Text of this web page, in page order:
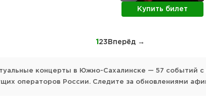
Купить билет
1 23 Вперёд →
концерты в Южно-Сахалинске — 57 событий
операторов России. Следите за обновлениями